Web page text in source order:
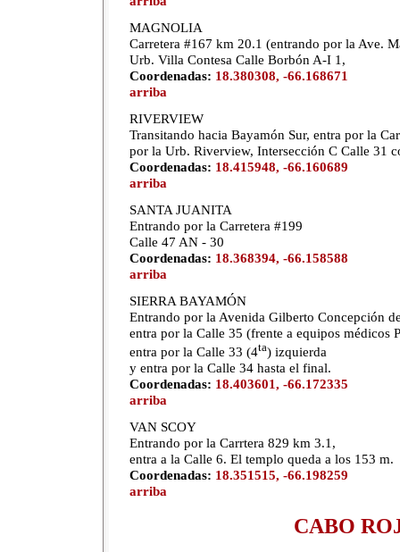
MAGNOLIA
Carretera #167 km 20.1 (entrando por la Ave.
Urb. Villa Contesa Calle Borbón A-I 1,
Coordenadas: 18.380308, -66.168671
arriba
RIVERVIEW
Transitando hacia Bayamón Sur, entra por la
por la Urb. Riverview, Intersección C Calle 31
Coordenadas: 18.415948, -66.160689
arriba
SANTA JUANITA
Entrando por la Carretera #199
Calle 47 AN - 30
Coordenadas: 18.368394, -66.158588
arriba
SIERRA BAYAMÓN
Entrando por la Avenida Gilberto Concepción
entra por la Calle 35 (frente a equipos médicos
entra por la Calle 33 (4ta) izquierda
y entra por la Calle 34 hasta el final.
Coordenadas: 18.403601, -66.172335
arriba
VAN SCOY
Entrando por la Carrtera 829 km 3.1,
entra a la Calle 6. El templo queda a los 153 m.
Coordenadas: 18.351515, -66.198259
arriba
CABO